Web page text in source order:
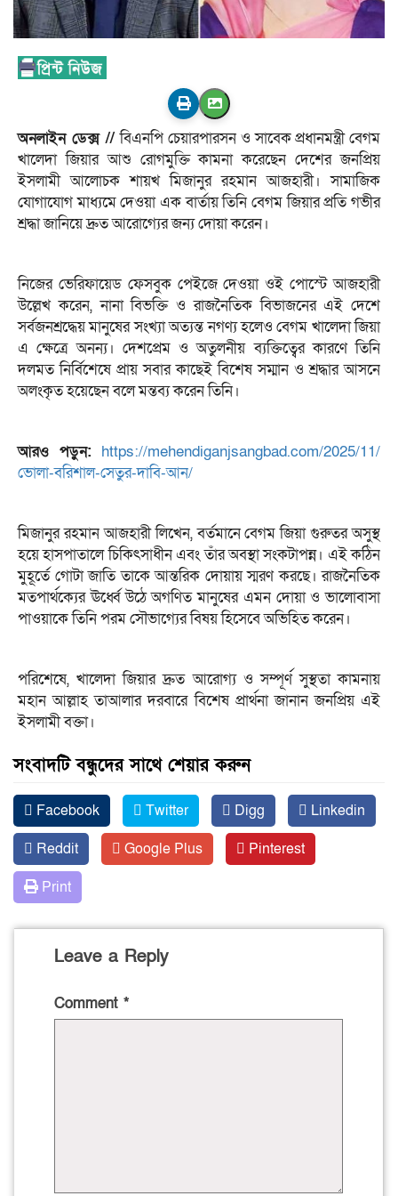
অনলাইন ডেক্স //বিএনপি চেয়ারপারসন ও সাবেক প্রধানমন্ত্রী বেগম
খালেদা জিয়ার আশু রোগমুক্তি কামনা করেছেন দেশের জনপ্রিয়
ইসলামী আলোচক শায়খ মিজানুর রহমান আজহারী। সামাজিক
যোগাযোগ মাধ্যমে দেওয়া এক বার্তায় তিনি বেগম জিয়ার প্রতি গভীর
শ্রদ্ধা জানিয়ে দ্রুত আরোগ্যের জন্য দোয়া করেন।
নিজের ভেরিফায়েড ফেসবুক পেইজে দেওয়া ওই পোস্টে আজহারী
উল্লেখ করেন, নানা বিভক্তি ও রাজনৈতিক বিভাজনের এই দেশে
সর্বজনশ্রদ্ধেয় মানুষের সংখ্যা অত্যন্ত নগণ্য হলেও বেগম খালেদা জিয়া
এ ক্ষেত্রে অনন্য। দেশপ্রেম ও অতুলনীয় ব্যক্তিত্বের কারণে তিনি
দলমত নির্বিশেষে প্রায় সবার কাছেই বিশেষ সম্মান ও শ্রদ্ধার আসনে
অলংকৃত হয়েছেন বলে মন্তব্য করেন তিনি।
আরও পড়ুন: https://mehendiganjsangbad.com/2025/11/
ভোলা-বরিশাল-সেতুর-দাবি-আন/
মিজানুর রহমান আজহারী লিখেন, বর্তমানে বেগম জিয়া গুরুতর অসুস্থ
হয়ে হাসপাতালে চিকিৎসাধীন এবং তাঁর অবস্থা সংকটাপন্ন। এই কঠিন
মুহূর্তে গোটা জাতি তাকে আন্তরিক দোয়ায় স্মরণ করছে। রাজনৈতিক
মতপার্থক্যের ঊর্ধ্বে উঠে অগণিত মানুষের এমন দোয়া ও ভালোবাসা
পাওয়াকে তিনি পরম সৌভাগ্যের বিষয় হিসেবে অভিহিত করেন।
পরিশেষে, খালেদা জিয়ার দ্রুত আরোগ্য ও সম্পূর্ণ সুস্থতা কামনায়
মহান আল্লাহ তাআলার দরবারে বিশেষ প্রার্থনা জানান জনপ্রিয় এই
ইসলামী বক্তা।
সংবাদটি বন্ধুদের সাথে শেয়ার করুন
Facebook Twitter Digg
Linkedin
Reddit
Google Plus
Pinterest
Print
Leave a Reply
Comment *